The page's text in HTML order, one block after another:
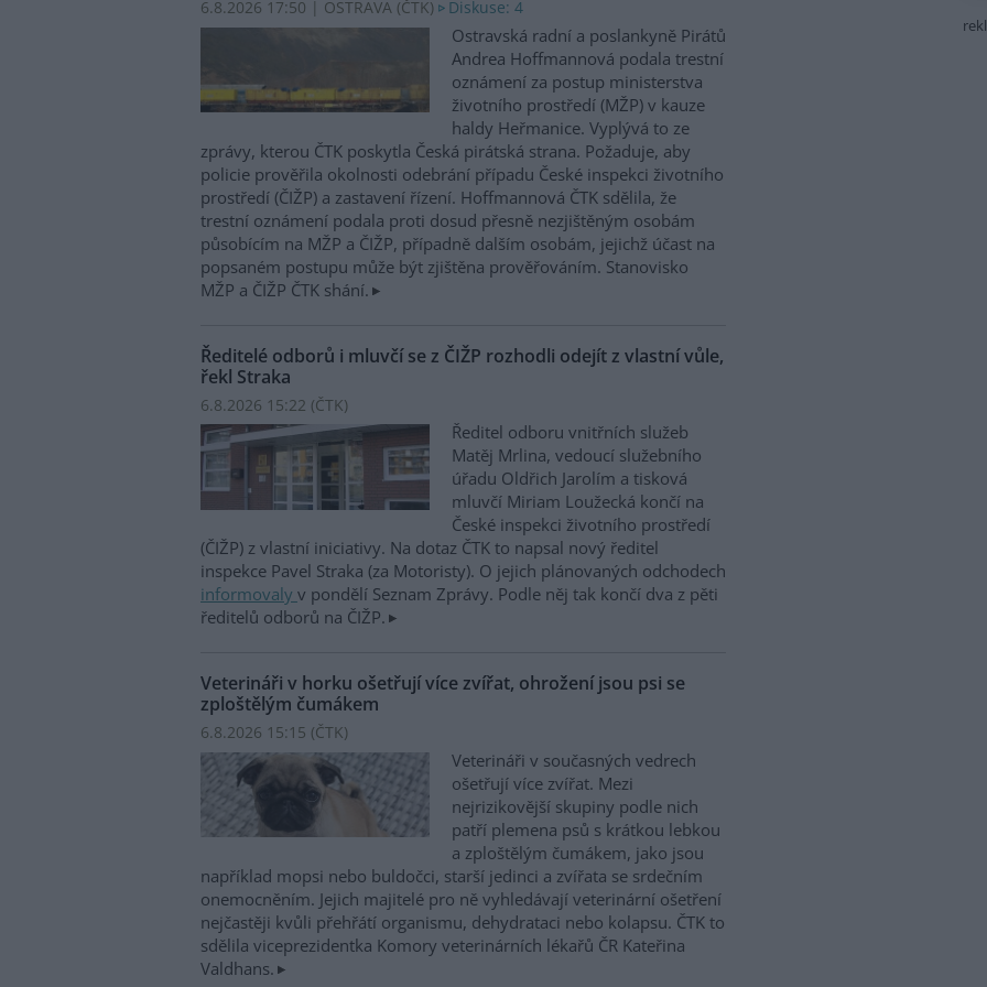
6.8.2026 17:50 | OSTRAVA (ČTK) Diskuse: 4
Ostravská radní a poslankyně Pirátů
Andrea Hoffmannová podala trestní
oznámení za postup ministerstva
životního prostředí (MŽP) v kauze
haldy Heřmanice. Vyplývá to ze
zprávy, kterou ČTK poskytla Česká pirátská strana. Požaduje, aby
policie prověřila okolnosti odebrání případu České inspekci životního
prostředí (ČIŽP) a zastavení řízení. Hoffmannová ČTK sdělila, že
trestní oznámení podala proti dosud přesně nezjištěným osobám
působícím na MŽP a ČIŽP, případně dalším osobám, jejichž účast na
popsaném postupu může být zjištěna prověřováním. Stanovisko
MŽP a ČIŽP ČTK shání.
Ředitelé odborů i mluvčí se z ČIŽP rozhodli odejít z vlastní vůle,
řekl Straka
6.8.2026 15:22 (ČTK)
Ředitel odboru vnitřních služeb
Matěj Mrlina, vedoucí služebního
úřadu Oldřich Jarolím a tisková
mluvčí Miriam Loužecká končí na
České inspekci životního prostředí
(ČIŽP) z vlastní iniciativy. Na dotaz ČTK to napsal nový ředitel
inspekce Pavel Straka (za Motoristy). O jejich plánovaných odchodech
informovaly v pondělí Seznam Zprávy. Podle něj tak končí dva z pěti
ředitelů odborů na ČIŽP.
Veterináři v horku ošetřují více zvířat, ohrožení jsou psi se
zploštělým čumákem
6.8.2026 15:15 (ČTK)
Veterináři v současných vedrech
ošetřují více zvířat. Mezi
nejrizikovější skupiny podle nich
patří plemena psů s krátkou lebkou
a zploštělým čumákem, jako jsou
například mopsi nebo buldočci, starší jedinci a zvířata se srdečním
onemocněním. Jejich majitelé pro ně vyhledávají veterinární ošetření
nejčastěji kvůli přehřátí organismu, dehydrataci nebo kolapsu. ČTK to
sdělila viceprezidentka Komory veterinárních lékařů ČR Kateřina
Valdhans.